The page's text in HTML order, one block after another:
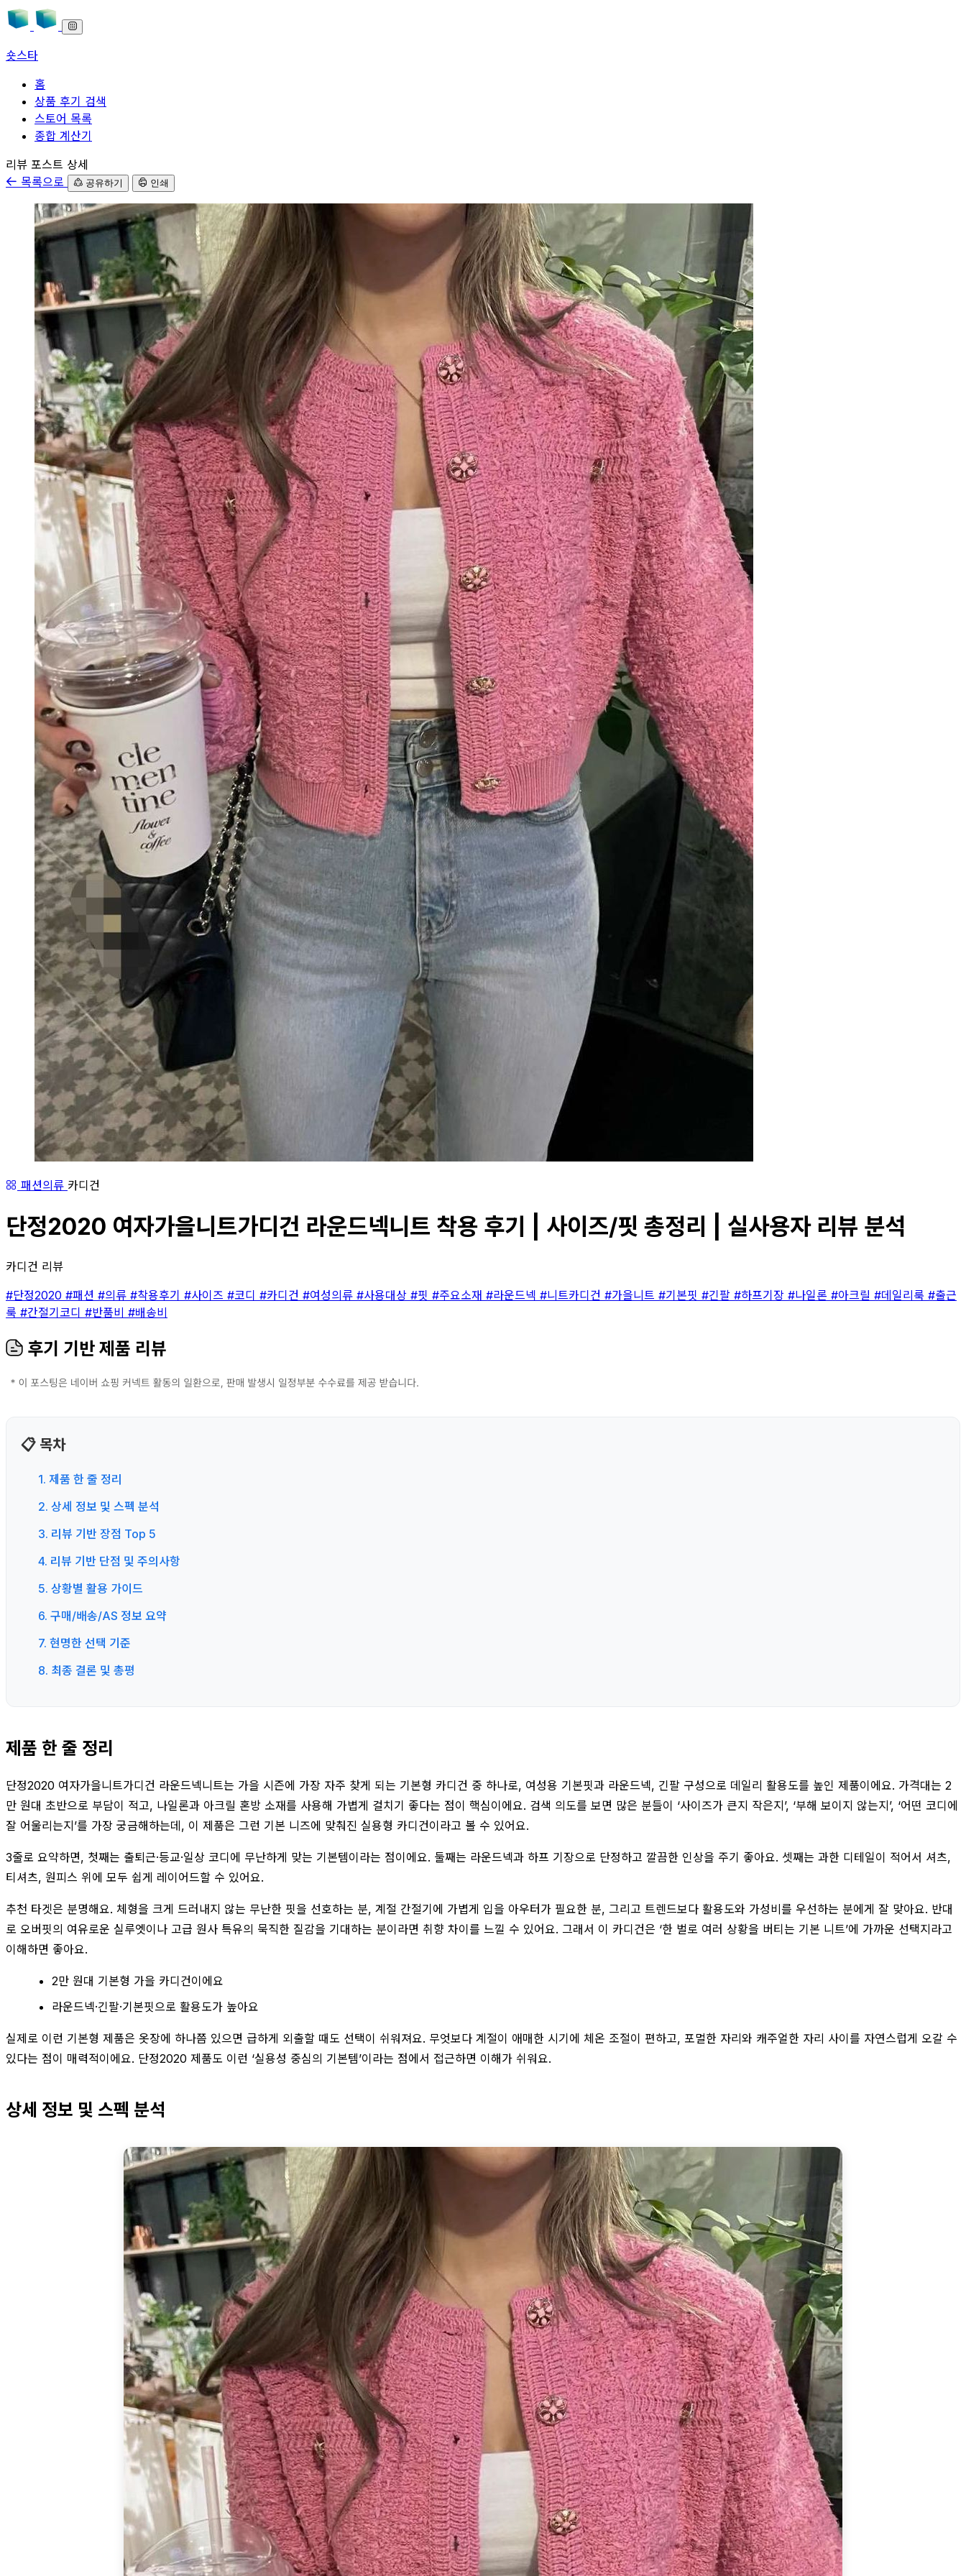
숏스타
홈
상품 후기 검색
스토어 목록
종합 계산기
본문으로 바로가기
리뷰 포스트 상세
목록으로
공유하기 인쇄
패션의류 카디건
단정2020 여자가을니트가디건 라운드넥니트 착용 후기 | 사이즈/핏 총정리 | 실사용자 리뷰 분석
카디건 리뷰
#단정2020 #패션 #의류 #착용후기 #사이즈 #코디 #카디건 #여성의류 #사용대상 #핏 #주요소재 #라운드넥 #니트카디건 #가을니트 #기본핏 #긴팔 #하프기장 #나일론 #아크릴 #데일리룩 #출근
룩 #간절기코디 #반품비 #배송비
후기 기반 제품 리뷰
📋 목차
1. 제품 한 줄 정리
2. 상세 정보 및 스펙 분석
3. 리뷰 기반 장점 Top 5
4. 리뷰 기반 단점 및 주의사항
5. 상황별 활용 가이드
6. 구매/배송/AS 정보 요약
7. 현명한 선택 기준
8. 최종 결론 및 총평
제품 한 줄 정리
단정2020 여자가을니트가디건 라운드넥니트는 가을 시즌에 가장 자주 찾게 되는 기본형 카디건 중 하나로, 여성용 기본핏과 라운드넥, 긴팔 구성으로 데일리 활용도를 높인 제품이에요. 가격대는 2
만 원대 초반으로 부담이 적고, 나일론과 아크릴 혼방 소재를 사용해 가볍게 걸치기 좋다는 점이 핵심이에요. 검색 의도를 보면 많은 분들이 ‘사이즈가 큰지 작은지’, ‘부해 보이지 않는지’, ‘어떤 코디에
잘 어울리는지’를 가장 궁금해하는데, 이 제품은 그런 기본 니즈에 맞춰진 실용형 카디건이라고 볼 수 있어요.
3줄로 요약하면, 첫째는 출퇴근·등교·일상 코디에 무난하게 맞는 기본템이라는 점이에요. 둘째는 라운드넥과 하프 기장으로 단정하고 깔끔한 인상을 주기 좋아요. 셋째는 과한 디테일이 적어서 셔츠,
티셔츠, 원피스 위에 모두 쉽게 레이어드할 수 있어요.
추천 타겟은 분명해요. 체형을 크게 드러내지 않는 무난한 핏을 선호하는 분, 계절 간절기에 가볍게 입을 아우터가 필요한 분, 그리고 트렌드보다 활용도와 가성비를 우선하는 분에게 잘 맞아요. 반대
로 오버핏의 여유로운 실루엣이나 고급 원사 특유의 묵직한 질감을 기대하는 분이라면 취향 차이를 느낄 수 있어요. 그래서 이 카디건은 ‘한 벌로 여러 상황을 버티는 기본 니트’에 가까운 선택지라고
이해하면 좋아요.
2만 원대 기본형 가을 카디건이에요
라운드넥·긴팔·기본핏으로 활용도가 높아요
실제로 이런 기본형 제품은 옷장에 하나쯤 있으면 급하게 외출할 때도 선택이 쉬워져요. 무엇보다 계절이 애매한 시기에 체온 조절이 편하고, 포멀한 자리와 캐주얼한 자리 사이를 자연스럽게 오갈 수
있다는 점이 매력적이에요. 단정2020 제품도 이런 ‘실용성 중심의 기본템’이라는 점에서 접근하면 이해가 쉬워요.
상세 정보 및 스펙 분석